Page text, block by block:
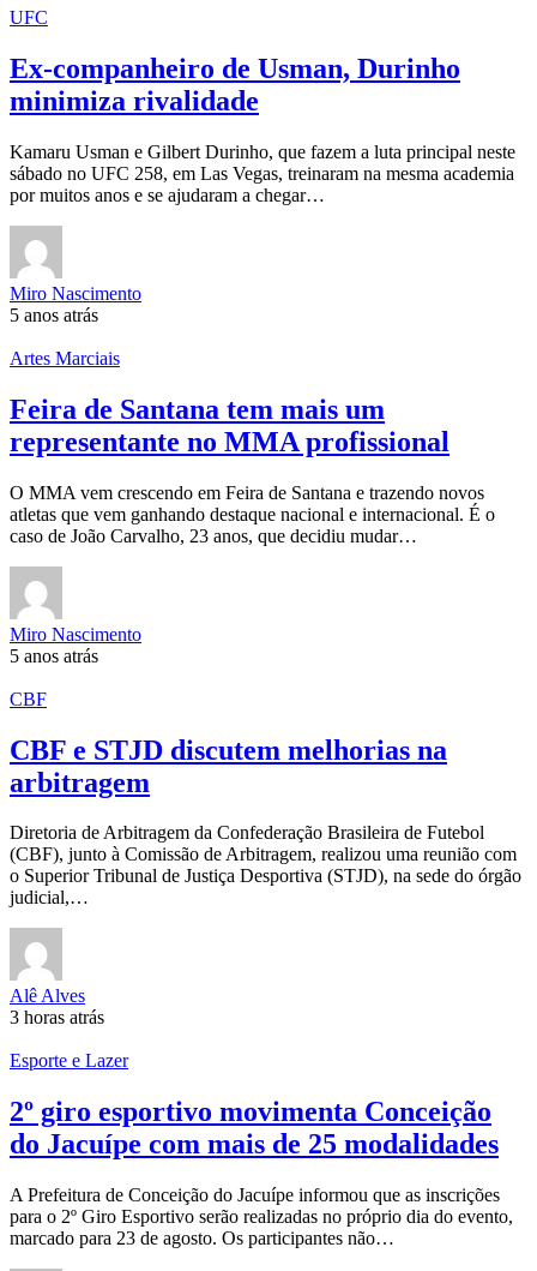
UFC
Ex-companheiro de Usman, Durinho
minimiza rivalidade
Kamaru Usman e Gilbert Durinho, que fazem a luta principal neste
sábado no UFC 258, em Las Vegas, treinaram na mesma academia
por muitos anos e se ajudaram a chegar…
Miro Nascimento
5 anos atrás
Artes Marciais
Feira de Santana tem mais um
representante no MMA profissional
O MMA vem crescendo em Feira de Santana e trazendo novos
atletas que vem ganhando destaque nacional e internacional. É o
caso de João Carvalho, 23 anos, que decidiu mudar…
Miro Nascimento
5 anos atrás
CBF
CBF e STJD discutem melhorias na
arbitragem
Diretoria de Arbitragem da Confederação Brasileira de Futebol
(CBF), junto à Comissão de Arbitragem, realizou uma reunião com
o Superior Tribunal de Justiça Desportiva (STJD), na sede do órgão
judicial,…
Alê Alves
3 horas atrás
Esporte e Lazer
2º giro esportivo movimenta Conceição
do Jacuípe com mais de 25 modalidades
A Prefeitura de Conceição do Jacuípe informou que as inscrições
para o 2º Giro Esportivo serão realizadas no próprio dia do evento,
marcado para 23 de agosto. Os participantes não…